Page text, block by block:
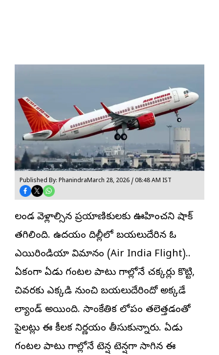
Published By: PhanindraMarch 28, 2026 / 08:48 AM IST
లండన్ వెళ్లాల్సిన ప్రయాణికులకు ఊహించని షాక్
తగిలింది. ఉదయం దిల్లీలో బయలుదేరిన ఓ
ఎయిరిండియా విమానం (Air India Flight)..
ఏకంగా ఏడు గంటల పాటు గాల్లోనే చక్కర్లు కొట్టి,
చివరకు ఎక్కడి నుంచి బయలుదేరిందో అక్కడే
ల్యాండ్ అయింది. సాంకేతిక లోపం తలెత్తడంతో
పైలట్లు ఈ కీలక నిర్ణయం తీసుకున్నారు. ఏడు
గంటల పాటు గాల్లోనే టెన్షన్ టెన్షన్‌గా సాగిన ఈ